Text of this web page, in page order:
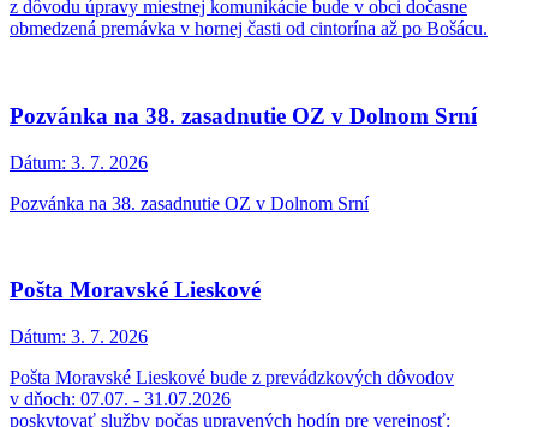
z dôvodu úpravy miestnej komunikácie bude v obci dočasne
obmedzená premávka v hornej časti od cintorína až po Bošácu.
Pozvánka na 38. zasadnutie OZ v Dolnom Srní
Dátum: 3. 7. 2026
Pozvánka na 38. zasadnutie OZ v Dolnom Srní
Pošta Moravské Lieskové
Dátum: 3. 7. 2026
Pošta Moravské Lieskové bude z prevádzkových dôvodov
v dňoch: 07.07. - 31.07.2026
poskytovať služby počas upravených hodín pre verejnosť: